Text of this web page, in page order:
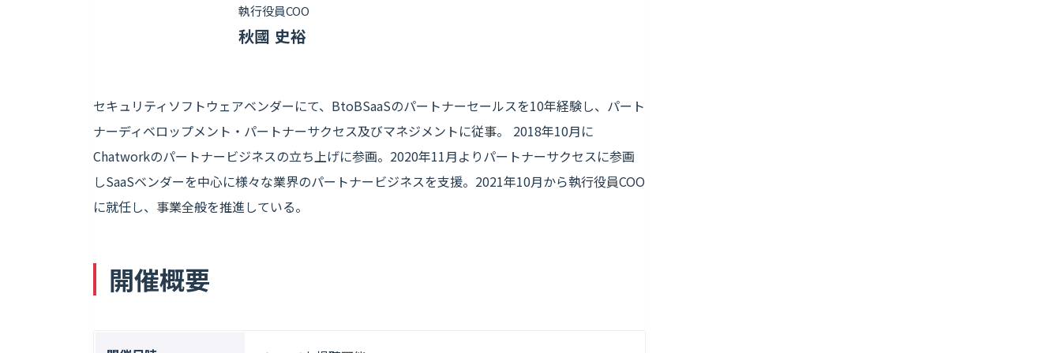
執行役員COO
秋國 史裕
セキュリティソフトウェアベンダーにて、BtoBSaaSのパートナーセールスを10年経験し、パート
ナーディベロップメント・パートナーサクセス及びマネジメントに従事。 2018年10月に
Chatworkのパートナービジネスの立ち上げに参画。2020年11月よりパートナーサクセスに参画
しSaaSベンダーを中心に様々な業界のパートナービジネスを支援。2021年10月から執行役員COO
に就任し、事業全般を推進している。
開催概要